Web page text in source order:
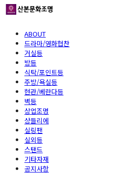
ABOUT
드라마/영화협찬
거실등
방등
식탁/포인트등
주방/욕실등
현관/베란다등
벽등
상업조명
샹들리에
실링팬
실외등
스탠드
기타자재
공지사항